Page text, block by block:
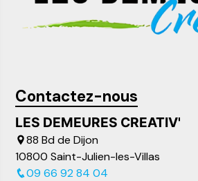
Contactez-nous
LES DEMEURES CREATIV'
88 Bd de Dijon
10800 Saint-Julien-les-Villas
09 66 92 84 04